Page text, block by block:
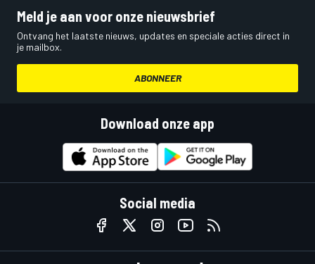
Meld je aan voor onze nieuwsbrief
Ontvang het laatste nieuws, updates en speciale acties direct in
je mailbox.
ABONNEER
Download onze app
Social media